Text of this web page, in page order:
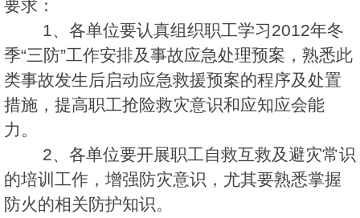
要求：
1、各单位要认真组织职工学习2012年冬
季“三防”工作安排及事故应急处理预案，熟悉此
类事故发生后启动应急救援预案的程序及处置
措施，提高职工抢险救灾意识和应知应会能
力。
2、各单位要开展职工自救互救及避灾常识
的培训工作，增强防灾意识，尤其要熟悉掌握
防火的相关防护知识。